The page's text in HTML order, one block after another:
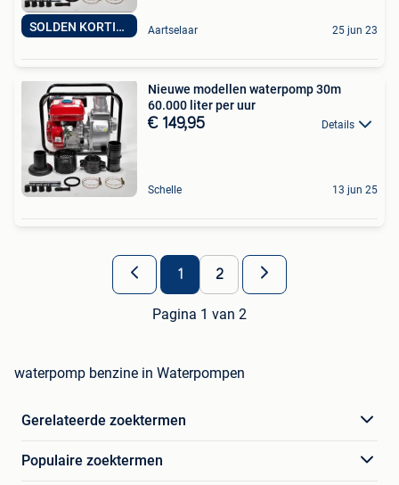
SOLDEN KORTING % Aartselaar 25 jun 23
Nieuwe modellen waterpomp 30m
60.000 liter per uur
€ 149,95 Details
Schelle 13 jun 25
1 2
Pagina 1 van 2
waterpomp benzine in Waterpompen
Gerelateerde zoektermen
Populaire zoektermen